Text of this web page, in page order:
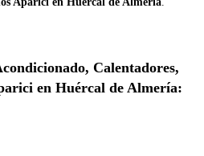
Calentadores,
en Huércal de Almería: